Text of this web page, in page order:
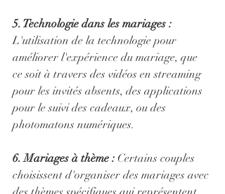
5. Technologie dans les mariages :
L'utilisation de la technologie pour
améliorer l'expérience du mariage, que
ce soit à travers des vidéos en streaming
pour les invités absents, des applications
pour le suivi des cadeaux, ou des
photomatons numériques.
6. Mariages à thème : Certains couples
choisissent d'organiser des mariages avec